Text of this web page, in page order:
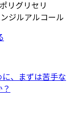
リグリセリ
ジルアルコール
、まずは苦手な